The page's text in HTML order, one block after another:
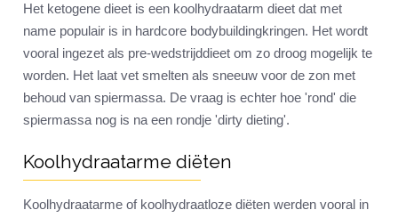
Het ketogene dieet is een koolhydraatarm dieet dat met
name populair is in hardcore bodybuildingkringen. Het wordt
vooral ingezet als pre-wedstrijddieet om zo droog mogelijk te
worden. Het laat vet smelten als sneeuw voor de zon met
behoud van spiermassa. De vraag is echter hoe 'rond' die
spiermassa nog is na een rondje 'dirty dieting'.
Koolhydraatarme diëten
Koolhydraatarme of koolhydraatloze diëten werden vooral in